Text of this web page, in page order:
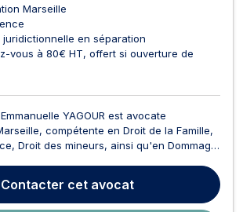
Marseille
juridictionnelle en séparation
vous à 80€ HT, offert si ouverture de
YAGOUR est avocate
compétente en Droit de la Famille,
Droit des mineurs, ainsi qu'en Dommage
se consacre à la protection des
notamment dans le cadre des vio...
Contacter cet avocat